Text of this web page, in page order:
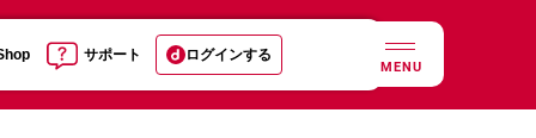
サポート ログインする
MENU